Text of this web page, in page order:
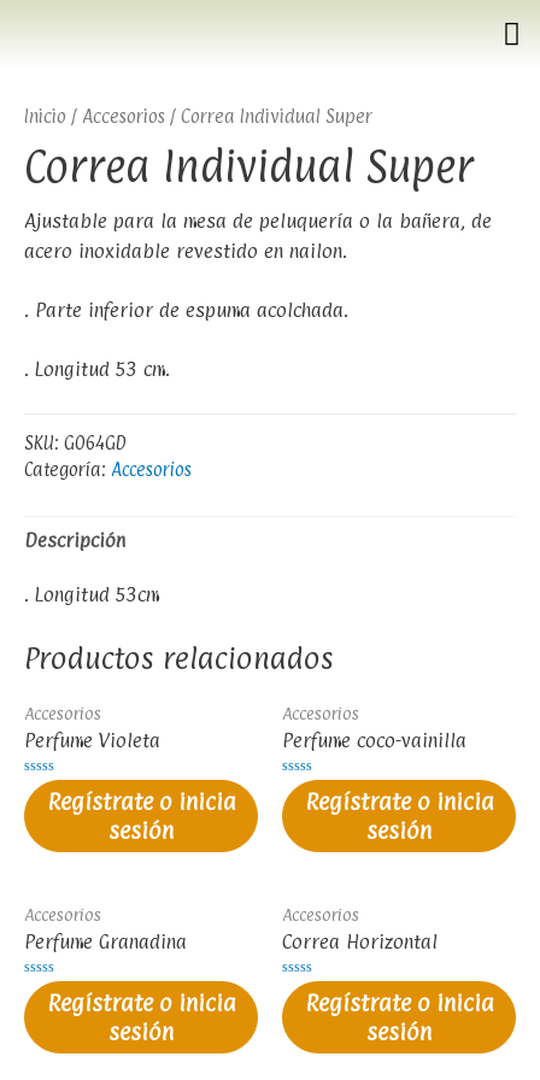
Inicio / Accesorios / Correa Individual Super
Correa Individual Super
Ajustable para la mesa de peluquería o la bañera, de
acero inoxidable revestido en nailon.
. Parte inferior de espuma acolchada.
. Longitud 53 cm.
SKU: G064GD
Categoría: Accesorios
Descripción
. Longitud 53cm
Productos relacionados
Accesorios
Perfume Violeta
Valorado
en
0
de
5
Regístrate o inicia
sesión
Accesorios
Perfume coco-vainilla
Valorado
en
0
de
5
Regístrate o inicia
sesión
Accesorios
Perfume Granadina
Valorado
en
0
de
5
Regístrate o inicia
sesión
Accesorios
Correa Horizontal
Valorado
en
0
de
5
Regístrate o inicia
sesión